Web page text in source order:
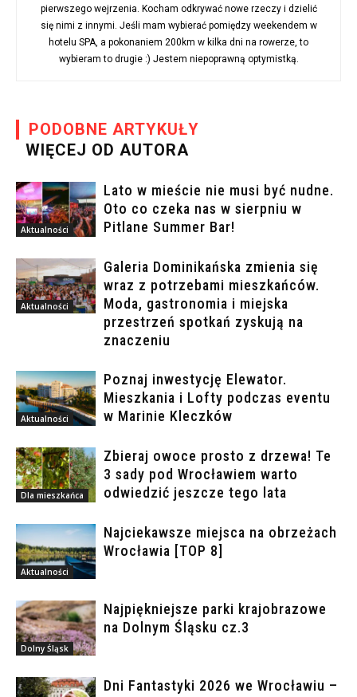
pierwszego wejrzenia. Kocham odkrywać nowe rzeczy i dzielić
się nimi z innymi. Jeśli mam wybierać pomiędzy weekendem w
hotelu SPA, a pokonaniem 200km w kilka dni na rowerze, to
wybieram to drugie :) Jestem niepoprawną optymistką.
PODOBNE ARTYKUŁY
WIĘCEJ OD AUTORA
Aktualności
Lato w mieście nie musi być nudne.
Oto co czeka nas w sierpniu w
Pitlane Summer Bar!
Aktualności
Galeria Dominikańska zmienia się
wraz z potrzebami mieszkańców.
Moda, gastronomia i miejska
przestrzeń spotkań zyskują na
znaczeniu
Aktualności
Poznaj inwestycję Elewator.
Mieszkania i Lofty podczas eventu
w Marinie Kleczków
Dla mieszkańca
Zbieraj owoce prosto z drzewa! Te
3 sady pod Wrocławiem warto
odwiedzić jeszcze tego lata
Aktualności
Najciekawsze miejsca na obrzeżach
Wrocławia [TOP 8]
Dolny Śląsk
Najpiękniejsze parki krajobrazowe
na Dolnym Śląsku cz.3
Dni Fantastyki 2026 we Wrocławiu –